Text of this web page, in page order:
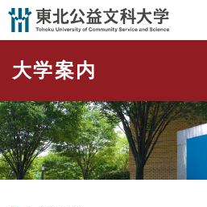
ペ
頭
で
す
。
メニューを飛ばし
大学案内